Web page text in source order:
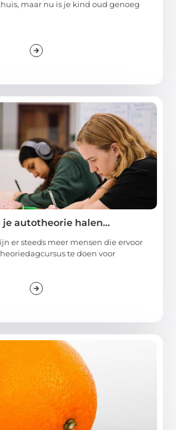
maar nu is je kind oud genoeg
je autotheorie halen…
er steeds meer mensen die ervoor
te doen voor